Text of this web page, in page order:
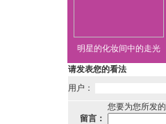
明星的化妆间中的走光
请发表您的看法
用户：
您要为您所发
留言：